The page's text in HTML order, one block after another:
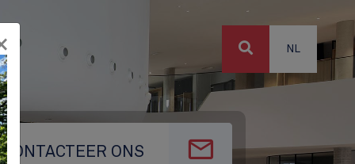
CONTACTEER ONS
NL